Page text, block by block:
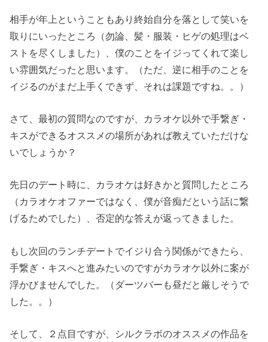
相手が年上ということもあり終始自分を落として笑いを
取りにいったところ（勿論、髪・服装・ヒゲの処理はベ
ストを尽くしました）、僕のことをイジってくれて楽し
い雰囲気だったと思います。（ただ、逆に相手のことを
イジるのがまだ上手くできず、それは課題ですね。。）
さて、最初の質問なのですが、カラオケ以外で手繋ぎ・
キスができるオススメの場所があれば教えていただけな
いでしょうか？
先日のデート時に、カラオケは好きかと質問したところ
（カラオケオファーではなく、僕が音痴だという話に繋
げるためでした）、否定的な答えが返ってきました。
もし次回のランチデートでイジり合う関係ができたら、
手繋ぎ・キスへと進みたいのですがカラオケ以外に案が
浮かびませんでした。（ダーツバーも昼だと厳しそうで
した。。）
そして、２点目ですが、シルクラボのオススメの作品を